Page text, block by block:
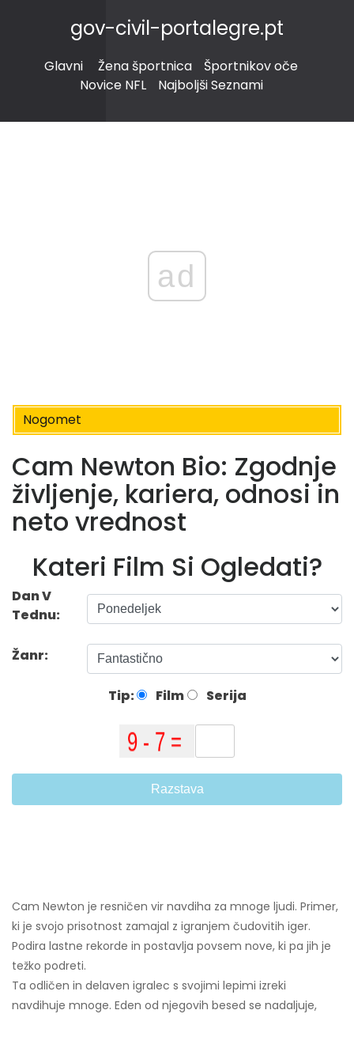
gov-civil-portalegre.pt
Glavni Žena športnica
Športnikov oče
Novice NFL
Najboljši Seznami
ad
Nogomet
Cam Newton Bio: Zgodnje
življenje, kariera, odnosi in
neto vrednost
Kateri Film Si Ogledati?
Dan V
Tednu:
Žanr:
Tip: Film Serija
Razstava
Cam Newton je resničen vir navdiha za mnoge ljudi. Primer,
ki je svojo prisotnost zamajal z igranjem čudovitih iger.
Podira lastne rekorde in postavlja povsem nove, ki pa jih je
težko podreti.
Ta odličen in delaven igralec s svojimi lepimi izreki
navdihuje mnoge. Eden od njegovih besed se nadaljuje,